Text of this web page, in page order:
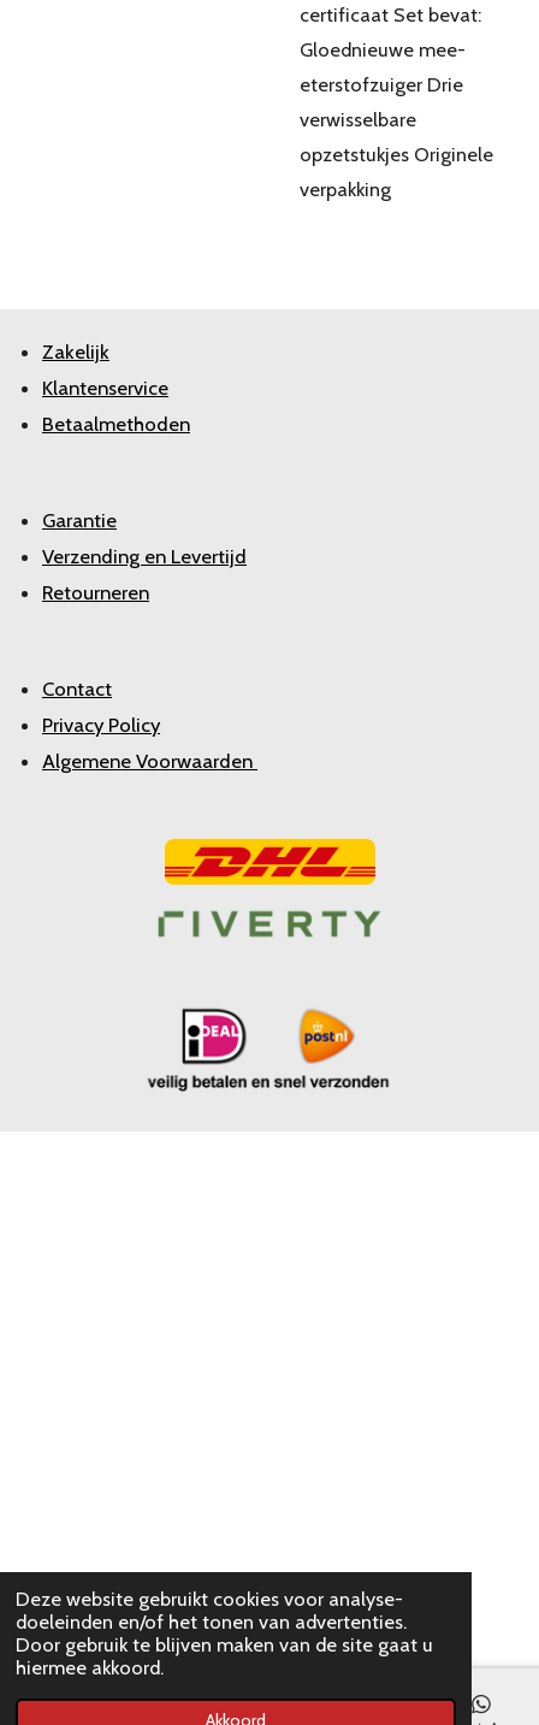
Deze website gebruikt cookies voor analyse-
doeleinden en/of het tonen van advertenties.
Door gebruik te blijven maken van de site gaat u
hiermee akkoord.
Akkoord
certificaat Set bevat:
Gloednieuwe mee-
eterstofzuiger Drie
verwisselbare
opzetstukjes Originele
verpakking
Zakelijk
Klantenservice
Betaalmethoden
Garantie
Verzending en Levertijd
Retourneren
Contact
Privacy Policy
Algemene Voorwaarden